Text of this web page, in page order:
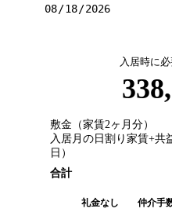
入居時に
敷金（家賃2ヶ月分）
入居月の日割り家賃+共
日）
合計
礼金なし 仲介手